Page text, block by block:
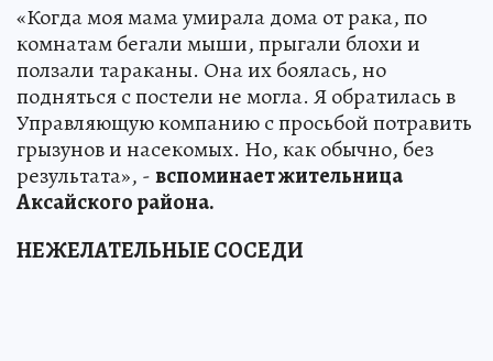
«Когда моя мама умирала дома от рака, по
комнатам бегали мыши, прыгали блохи и
ползали тараканы. Она их боялась, но
подняться с постели не могла. Я обратилась в
Управляющую компанию с просьбой потравить
грызунов и насекомых. Но, как обычно, без
результата», -вспоминает жительница
Аксайского района.
НЕЖЕЛАТЕЛЬНЫЕ СОСЕДИ